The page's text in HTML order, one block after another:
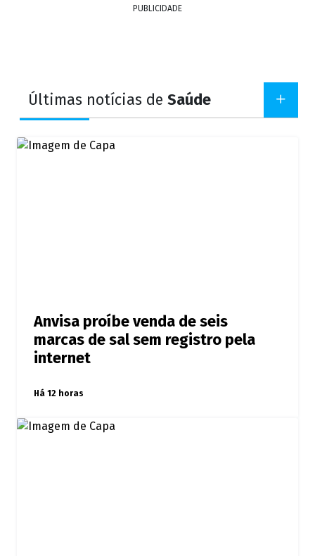
PUBLICIDADE
Últimas notícias de Saúde
Anvisa proíbe venda de seis
marcas de sal sem registro pela
internet
Há 12 horas